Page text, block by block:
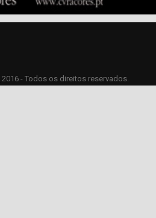
2016 - Todos os direitos reservados.